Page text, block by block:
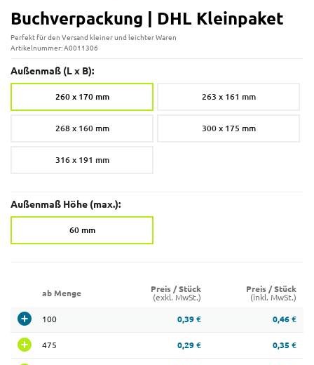
Buchverpackung | DHL Kleinpaket
Perfekt für den Versand kleiner und leichter Waren
Artikelnummer: A0011306
Außenmaß (L x B):
260 x 170 mm 263 x 161 mm
268 x 160 mm 300 x 175 mm
316 x 191 mm
Außenmaß Höhe (max.):
60 mm
ab Menge
Preis / Stück
(exkl. MwSt.)
Preis / Stück
(inkl. MwSt.)
100 0,39 € 0,46 €
475 0,29 € 0,35 €